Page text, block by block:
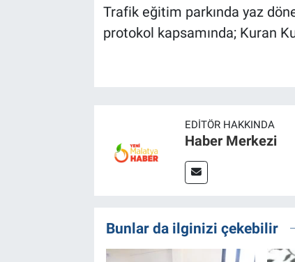
Trafik eğitim parkında yaz
protokol kapsamında; Kuran
EDITÖR HAKKINDA
Haber Merkezi
Bunlar da ilginizi çekebilir